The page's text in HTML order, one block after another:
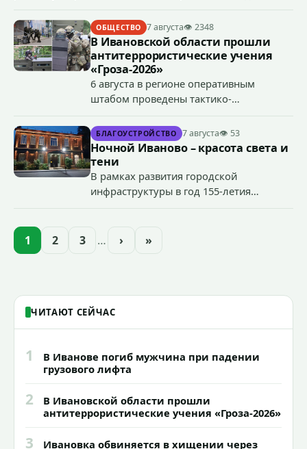
ОБЩЕСТВО 7 августа👁 2348
В Ивановской области прошли
антитеррористические учения
«Гроза-2026»
6 августа в регионе оперативным
штабом проведены тактико-
террористического акта на объекте
органов государственной власти.
«Гроза-2026».
БЛАГОУСТРОЙСТВО 7 августа👁 53
Ночной Иваново – красота света и
тени
В рамках развития городской
инфраструктуры в год 155-летия
проекта подсветки исторических
1 2 3 … › »
ЧИТАЮТ СЕЙЧАС
1
В Иванове погиб мужчина при падении
грузового лифта
2
В Ивановской области прошли
антитеррористические учения «Гроза-2026»
3 Ивановка обвиняется в хищении через